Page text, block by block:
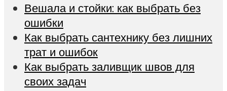
Вешала и стойки: как выбрать без
ошибки
Как выбрать сантехнику без лишних
трат и ошибок
Как выбрать заливщик швов для
своих задач